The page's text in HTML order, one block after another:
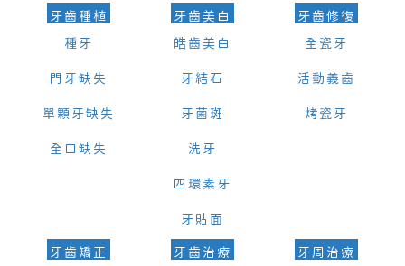
牙齒種植
種牙
門牙缺失
單顆牙缺失
全口缺失
牙齒美白
皓齒美白
牙結石
牙菌斑
洗牙
四環素牙
牙貼面
牙齒修復
全瓷牙
活動義齒
烤瓷牙
牙齒矯正
牙齒治療
牙周治療